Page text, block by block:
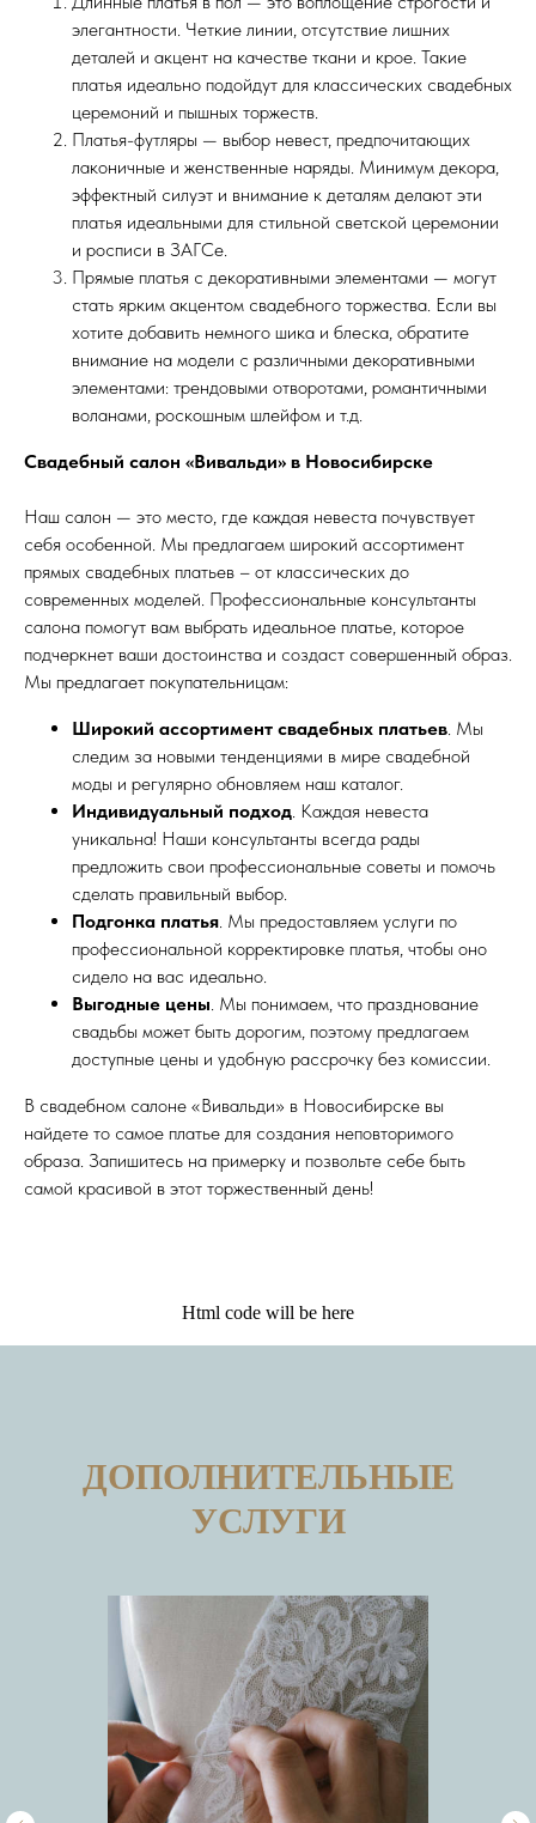
элегантности. Четкие линии, отсутствие лишних
деталей и акцент на качестве ткани и крое. Такие
платья идеально подойдут для классических свадебных
церемоний и пышных торжеств.
Платья-футляры — выбор невест, предпочитающих
лаконичные и женственные наряды. Минимум декора,
эффектный силуэт и внимание к деталям делают эти
платья идеальными для стильной светской церемонии
и росписи в ЗАГСе.
Прямые платья с декоративными элементами — могут
стать ярким акцентом свадебного торжества. Если вы
хотите добавить немного шика и блеска, обратите
внимание на модели с различными декоративными
элементами: трендовыми отворотами, романтичными
воланами, роскошным шлейфом и т.д.
Свадебный салон «Вивальди» в Новосибирске
Наш салон — это место, где каждая невеста почувствует
себя особенной. Мы предлагаем широкий ассортимент
прямых свадебных платьев – от классических до
современных моделей. Профессиональные консультанты
салона помогут вам выбрать идеальное платье, которое
подчеркнет ваши достоинства и создаст совершенный образ.
Мы предлагает покупательницам:
Широкий ассортимент свадебных платьев . Мы
следим за новыми тенденциями в мире свадебной
моды и регулярно обновляем наш каталог.
Индивидуальный подход . Каждая невеста
уникальна! Наши консультанты всегда рады
предложить свои профессиональные советы и помочь
сделать правильный выбор.
Подгонка платья . Мы предоставляем услуги по
профессиональной корректировке платья, чтобы оно
сидело на вас идеально.
Выгодные цены . Мы понимаем, что празднование
свадьбы может быть дорогим, поэтому предлагаем
доступные цены и удобную рассрочку без комиссии.
В свадебном салоне «Вивальди» в Новосибирске вы
найдете то самое платье для создания неповторимого
образа. Запишитесь на примерку и позвольте себе быть
самой красивой в этот торжественный день!
Html code will be here
ДОПОЛНИТЕЛЬНЫЕ
УСЛУГИ